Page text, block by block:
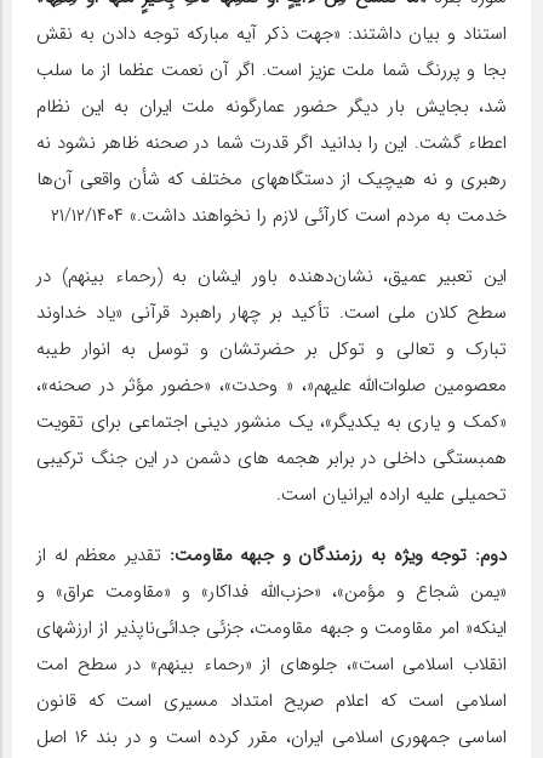
استناد و بیان داشتند: «جهت ذکر آیه مبارکه توجه دادن به نقش
بجا و پررنگ شما ملت عزیز است. اگر آن نعمت عظما از ما سلب
شد، بجایش بار دیگر حضور عمارگونه ملت ایران به این نظام
اعطاء گشت. این را بدانید اگر قدرت شما در صحنه ظاهر نشود نه
رهبری و نه هیچیک از دستگاههای مختلف که شأن واقعی آن‌ها
خدمت به مردم است کارآئی لازم را نخواهند داشت.» ۲۱/۱۲/۱۴۰۴
این تعبیر عمیق، نشان‌دهنده باور ایشان به (رحماء بینهم) در
سطح کلان ملی است. تأکید بر چهار راهبرد قرآنی «یاد خداوند
تبارک و تعالی و توکل بر حضرتشان و توسل به انوار طیبه
معصومین صلوات‌الله ‌علیهم‌«، « وحدت»، «حضور مؤثر در صحنه»،
«کمک و یاری به یکدیگر»، یک منشور دینی اجتماعی برای تقویت
همبستگی داخلی در برابر هجمه های دشمن در این جنگ ترکیبی
تحمیلی علیه اراده ایرانیان است.
دوم: توجه ویژه به رزمندگان و جبهه مقاومت: تقدیر معظم له از
«یمن شجاع و مؤمن»، «حزب‌الله فداکار» و «مقاومت عراق» و
اینکه« امر مقاومت و جبهه مقاومت، جزئی جدائی‌ناپذیر از ارزشهای
انقلاب اسلامی است»، جلوهای از «رحماء بینهم» در سطح امت
اسلامی است که اعلام صریح امتداد مسیری است که قانون
اساسی جمهوری اسلامی ایران، مقرر کرده است و در بند ۱۶ اصل